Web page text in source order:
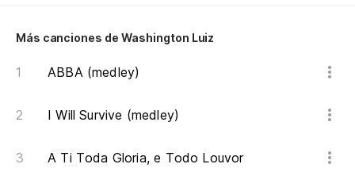
Más canciones de Washington Luiz
ABBA (medley)
I Will Survive (medley)
A Ti Toda Gloria, e Todo Louvor